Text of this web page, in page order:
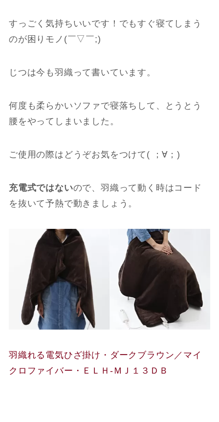
すっごく気持ちいいです！でもすぐ寝てしまう
のが困りモノ(￣▽￣;)
じつは今も羽織って書いています。
何度も柔らかいソファで寝落ちして、とうとう
腰をやってしまいました。
ご使用の際はどうぞお気をつけて( ；∀；)
充電式ではないので、羽織って動く時はコード
を抜いて予熱で動きましょう。
羽織れる電気ひざ掛け・ダークブラウン／マイ
クロファイバー・ＥＬＨ‐ＭＪ１３ＤＢ